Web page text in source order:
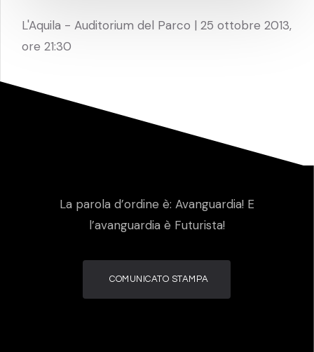
L'Aquila - Auditorium del Parco | 25 ottobre 2013,
ore 21:30
La parola d’ordine è: Avanguardia! E
l’avanguardia è Futurista!
COMUNICATO STAMPA